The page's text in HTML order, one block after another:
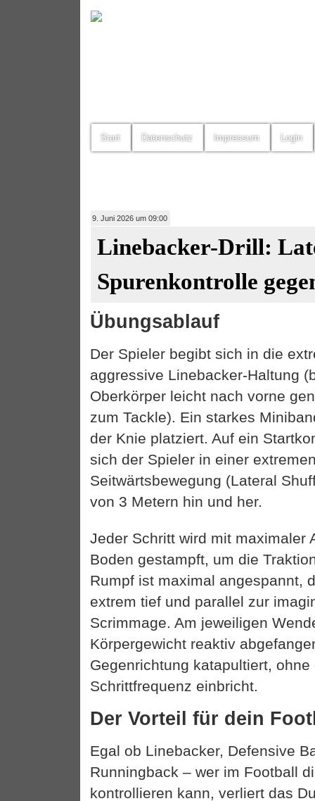
Start Datenschutz Impressum Login
9. Juni 2026 um 09:00
Linebacker-Drill:
Spurenkontrolle
Übungsablauf
Der Spieler begibt sich in die
aggressive Linebacker-Haltung
Oberkörper leicht nach vorne
zum Tackle). Ein starkes
der Knie platziert. Auf ein
sich der Spieler in einer
Seitwärtsbewegung (Lateral
von 3 Metern hin und her.
Jeder Schritt wird mit maximaler
Boden gestampft, um die
Rumpf ist maximal angespannt,
extrem tief und parallel zur
Scrimmage. Am jeweiligen
Körpergewicht reaktiv
Gegenrichtung katapultiert, ohne
Schrittfrequenz einbricht.
Der Vorteil für dein
Egal ob Linebacker, Defensive
Runningback – wer im Football
kontrollieren kann, verliert das